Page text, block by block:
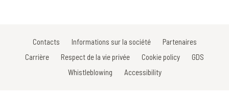
Contacts Informations sur la société
Partenaires
Carrière
Respect de la vie privée Cookie policy
GDS
Whistleblowing
Accessibility